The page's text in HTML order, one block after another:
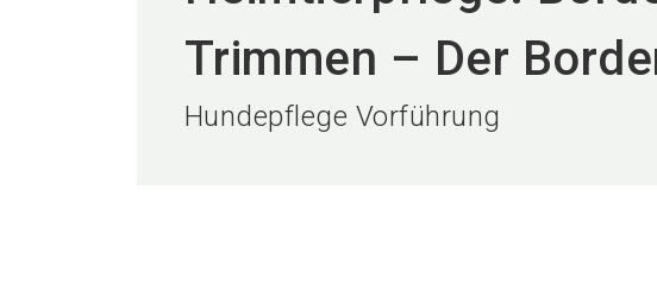
Trimmen – Der
Hundepflege Vorführung